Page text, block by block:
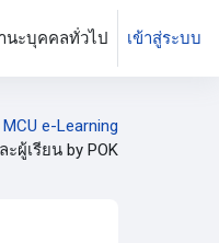
นะบุคคลทั่วไป เข้าสู่ระบบ
e-Learning
ผู้เรียน by POK